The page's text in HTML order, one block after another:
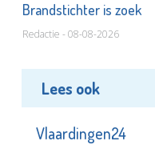
Brandstichter is zoek
Redactie - 08-08-2026
Lees ook
Vlaardingen24